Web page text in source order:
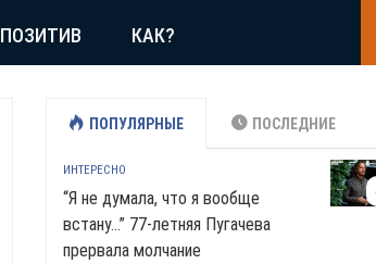
ПОЗИТИВ КАК?
ПОПУЛЯРНЫЕ ПОСЛЕДНИЕ
ИНТЕРЕСНО
“Я не думала, что я вообще
встану…” 77-летняя Пугачева
прервала молчание